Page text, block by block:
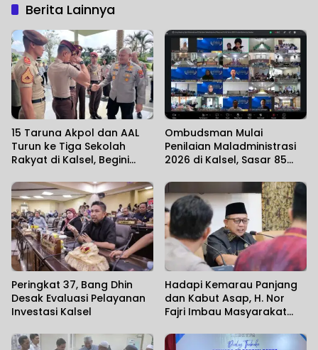
Berita Lainnya
15 Taruna Akpol dan AAL
Turun ke Tiga Sekolah
Rakyat di Kalsel, Begini
Ombudsman Mulai
Penilaian Maladministrasi
2026 di Kalsel, Sasar 85
Peringkat 37, Bang Dhin
Desak Evaluasi Pelayanan
Investasi Kalsel
Hadapi Kemarau Panjang
dan Kabut Asap, H. Nor
Fajri Imbau Masyarakat